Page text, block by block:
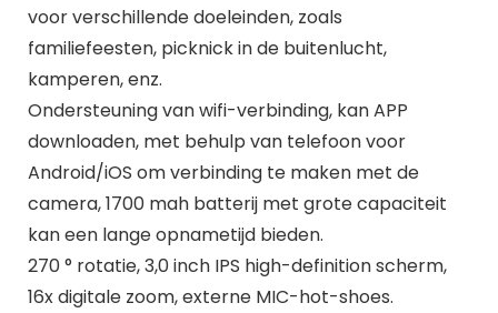
voor verschillende doeleinden, zoals
familiefeesten, picknick in de buitenlucht,
kamperen, enz.
Ondersteuning van wifi-verbinding, kan APP
downloaden, met behulp van telefoon voor
Android/iOS om verbinding te maken met de
camera, 1700 mah batterij met grote capaciteit
kan een lange opnametijd bieden.
270 ° rotatie, 3,0 inch IPS high-definition scherm,
16x digitale zoom, externe MIC-hot-shoes.